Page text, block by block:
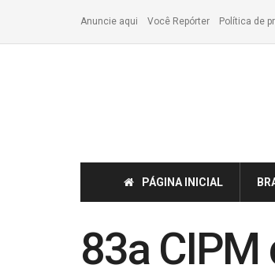
Anuncie aqui Você Repórter Política de
PÁGINA INICIAL
83a CIPM